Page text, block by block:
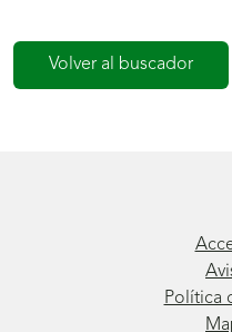
Volver al buscador
Política